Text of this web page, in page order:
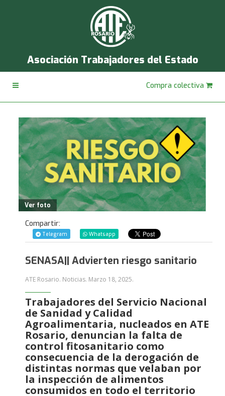
Asociación Trabajadores del Estado
Compra colectiva
Ver foto
Compartir:
Telegram Whatsapp
SENASA|| Advierten riesgo sanitario
ATE Rosario. Noticias. Marzo 18, 2025.
Trabajadores del Servicio Nacional
de Sanidad y Calidad
Agroalimentaria, nucleados en ATE
Rosario, denuncian la falta de
control fitosanitario como
consecuencia de la derogación de
distintas normas que velaban por
la inspección de alimentos
consumidos en todo el territorio